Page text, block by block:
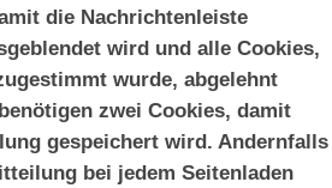
die Nachrichtenleiste
wird und alle Cookies,
wurde, abgelehnt
zwei Cookies, damit
gespeichert wird. Andernfalls
bei jedem Seitenladen